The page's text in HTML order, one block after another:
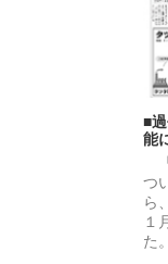
■
能
つ
ら
１